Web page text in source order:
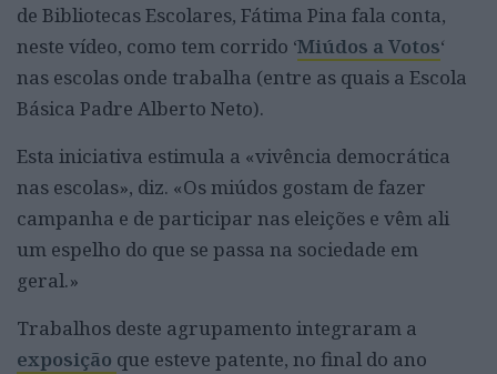
de Bibliotecas Escolares, Fátima Pina fala conta,
neste vídeo, como tem corrido ‘Miúdos a Votos‘
nas escolas onde trabalha (entre as quais a Escola
Básica Padre Alberto Neto).
Esta iniciativa estimula a «vivência democrática
nas escolas», diz. «Os miúdos gostam de fazer
campanha e de participar nas eleições e vêm ali
um espelho do que se passa na sociedade em
geral.»
Trabalhos deste agrupamento integraram a
exposição que esteve patente, no final do ano